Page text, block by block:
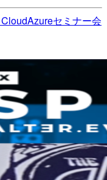
Azureセミナー会